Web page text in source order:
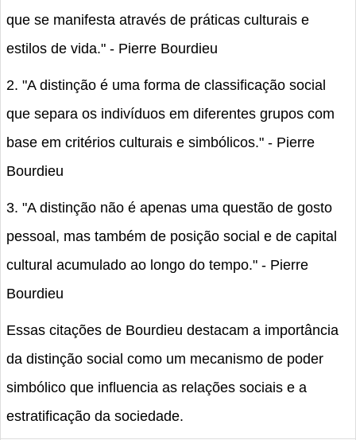
que se manifesta através de práticas culturais e
estilos de vida." - Pierre Bourdieu
2. "A distinção é uma forma de classificação social
que separa os indivíduos em diferentes grupos com
base em critérios culturais e simbólicos." - Pierre
Bourdieu
3. "A distinção não é apenas uma questão de gosto
pessoal, mas também de posição social e de capital
cultural acumulado ao longo do tempo." - Pierre
Bourdieu
Essas citações de Bourdieu destacam a importância
da distinção social como um mecanismo de poder
simbólico que influencia as relações sociais e a
estratificação da sociedade.